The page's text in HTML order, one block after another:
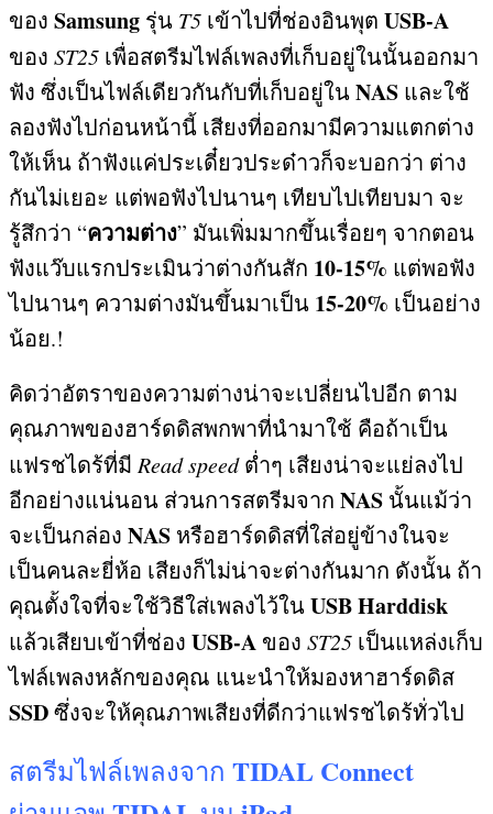
ของ Samsung รุ่น T5 เข้าไปที่ช่องอินพุต USB-A
ของ ST25 เพื่อสตรีมไฟล์เพลงที่เก็บอยู่ในนั้นออกมา
ฟัง ซึ่งเป็นไฟล์เดียวกันกับที่เก็บอยู่ในNAS และใช้
ลองฟังไปก่อนหน้านี้ เสียงที่ออกมามีความแตกต่าง
ให้เห็น ถ้าฟังแค่ประเดี๋ยวประด๋าวก็จะบอกว่า ต่าง
กันไม่เยอะ แต่พอฟังไปนานๆ เทียบไปเทียบมา จะ
รู้สึกว่า “ความต่าง” มันเพิ่มมากขึ้นเรื่อยๆ จากตอน
ฟังแว๊บแรกประเมินว่าต่างกันสัก 10-15% แต่พอฟัง
ไปนานๆ ความต่างมันขึ้นมาเป็น 15-20% เป็นอย่าง
น้อย.!
คิดว่าอัตราของความต่างน่าจะเปลี่ยนไปอีก ตาม
คุณภาพของฮาร์ดดิสพกพาที่นำมาใช้ คือถ้าเป็น
แฟรชไดร้ที่มี Read speed ต่ำๆ เสียงน่าจะแย่ลงไป
อีกอย่างแน่นอน ส่วนการสตรีมจาก NAS นั้นแม้ว่า
จะเป็นกล่อง NAS หรือฮาร์ดดิสที่ใส่อยู่ข้างในจะ
เป็นคนละยี่ห้อ เสียงก็ไม่น่าจะต่างกันมาก ดังนั้น ถ้า
คุณตั้งใจที่จะใช้วิธีใส่เพลงไว้ในUSB Harddisk
แล้วเสียบเข้าที่ช่อง USB-A ของ ST25 เป็นแหล่งเก็บ
ไฟล์เพลงหลักของคุณ แนะนำให้มองหาฮาร์ดดิส
SSDซึ่งจะให้คุณภาพเสียงที่ดีกว่าแฟรชไดร้ทั่วไป
สตรีมไฟล์เพลงจาก TIDAL Connect